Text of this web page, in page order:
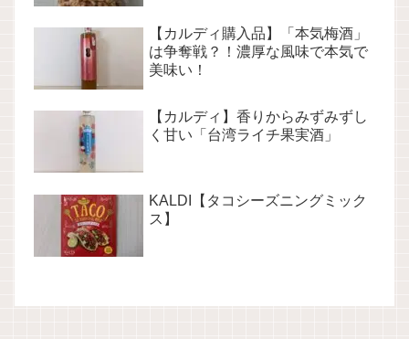
【カルディ購入品】「本気梅酒」
は争奪戦？！濃厚な風味で本気で
美味い！
【カルディ】香りからみずみずし
く甘い「台湾ライチ果実酒」
KALDI【タコシーズニングミック
ス】